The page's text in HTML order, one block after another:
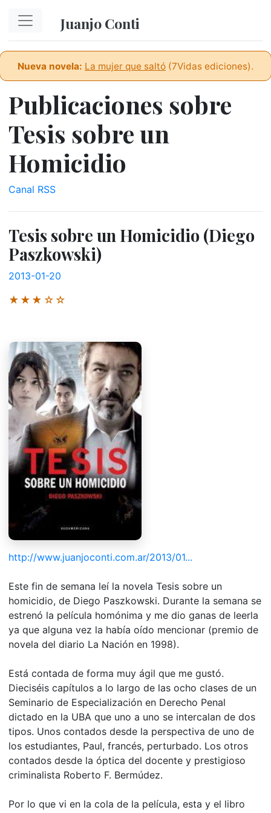
Juanjo Conti
Nueva novela: La mujer que saltó (7Vidas ediciones).
Publicaciones sobre
Tesis sobre un
Homicidio
Canal RSS
Tesis sobre un Homicidio (Diego
Paszkowski)
2013-01-20
★★★☆☆
http://www.juanjoconti.com.ar/2013/01...
Este fin de semana leí la novela Tesis sobre un
homicidio, de Diego Paszkowski. Durante la semana se
estrenó la película homónima y me dio ganas de leerla
ya que alguna vez la había oído mencionar (premio de
novela del diario La Nación en 1998).
Está contada de forma muy ágil que me gustó.
Dieciséis capítulos a lo largo de las ocho clases de un
Seminario de Especialización en Derecho Penal
dictado en la UBA que uno a uno se intercalan de dos
tipos. Unos contados desde la perspectiva de uno de
los estudiantes, Paul, francés, perturbado. Los otros
contados desde la óptica del docente y prestigioso
criminalista Roberto F. Bermúdez.
Por lo que vi en la cola de la película, esta y el libro